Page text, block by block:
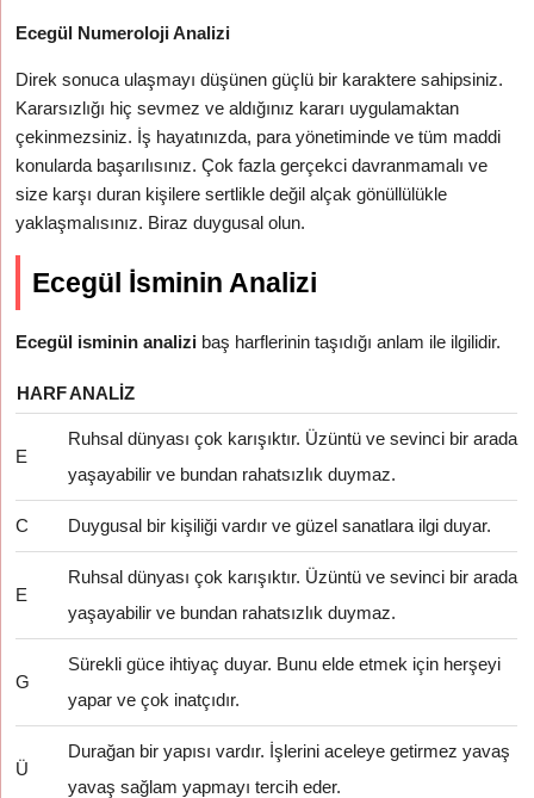
Ecegül Numeroloji Analizi
Direk sonuca ulaşmayı düşünen güçlü bir karaktere sahipsiniz.
Kararsızlığı hiç sevmez ve aldığınız kararı uygulamaktan
çekinmezsiniz. İş hayatınızda, para yönetiminde ve tüm maddi
konularda başarılısınız. Çok fazla gerçekci davranmamalı ve
size karşı duran kişilere sertlikle değil alçak gönüllülükle
yaklaşmalısınız. Biraz duygusal olun.
Ecegül İsminin Analizi
Ecegül isminin analizi baş harflerinin taşıdığı anlam ile ilgilidir.
HARFANALIZ
E
Ruhsal dünyası çok karışıktır. Üzüntü ve sevinci bir arada
yaşayabilir ve bundan rahatsızlık duymaz.
C Duygusal bir kişiliği vardır ve güzel sanatlara ilgi duyar.
E
Ruhsal dünyası çok karışıktır. Üzüntü ve sevinci bir arada
yaşayabilir ve bundan rahatsızlık duymaz.
G
Sürekli güce ihtiyaç duyar. Bunu elde etmek için herşeyi
yapar ve çok inatçıdır.
Ü
Durağan bir yapısı vardır. İşlerini aceleye getirmez yavaş
yavaş sağlam yapmayı tercih eder.